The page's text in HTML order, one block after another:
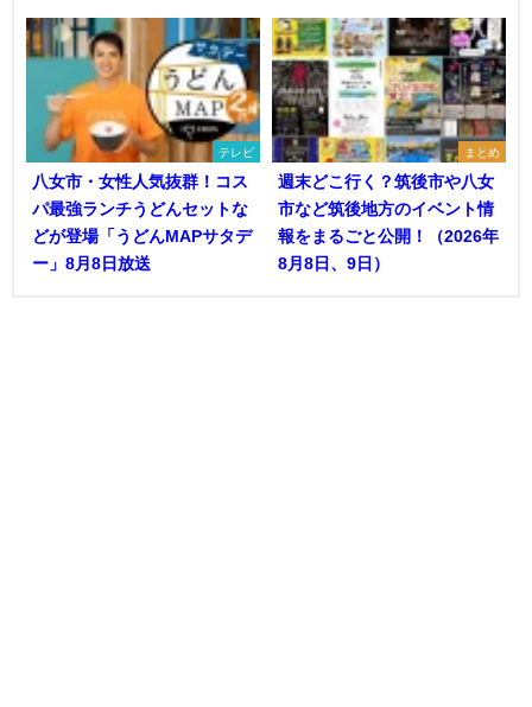
テレビ
八女市・女性人気抜群！コス
パ最強ランチうどんセットな
どが登場「うどんMAPサタデ
ー」8月8日放送
まとめ
週末どこ行く？筑後市や八女
市など筑後地方のイベント情
報をまるごと公開！（2026年
8月8日、9日）